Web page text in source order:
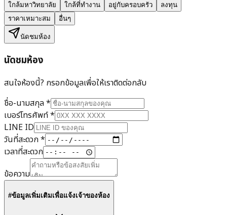
ใกล้มหาวิทยาลัย ใกล้ที่ทำงาน อยู่กับครอบครัว
ลงทุน
ราคาเหมาะสม
อื่นๆ
นัดชมห้อง
นัดชมห้อง
สนใจห้องนี้? กรอกข้อมูลเพื่อให้เราติดต่อกลับ
ชื่อ-นามสกุล*
เบอร์โทรศัพท์*
LINE ID
วันที่สะดวก*
เวลาที่สะดวก
ข้อความ
#ข้อมูลเพิ่มเติมเพื่อแจ้งเจ้าของห้อง